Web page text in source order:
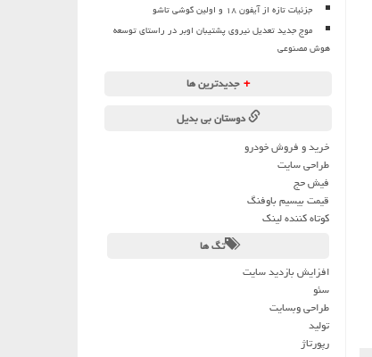
جزئیات تازه از آیفون ۱۸ و اولین گوشی تاشو
موج جدید تعدیل نیروی پشتیبان اوبر در راستای توسعه
هوش مصنوعی
+ جدیدترین ها
دوستان بی بدیل
خرید و فروش خودرو
طراحی سایت
فیش حج
قیمت بیسیم باوفنگ
کوتاه کننده لینک
تگ ها
افزایش بازدید سایت
سئو
طراحی وبسایت
تولید
رپورتاژ